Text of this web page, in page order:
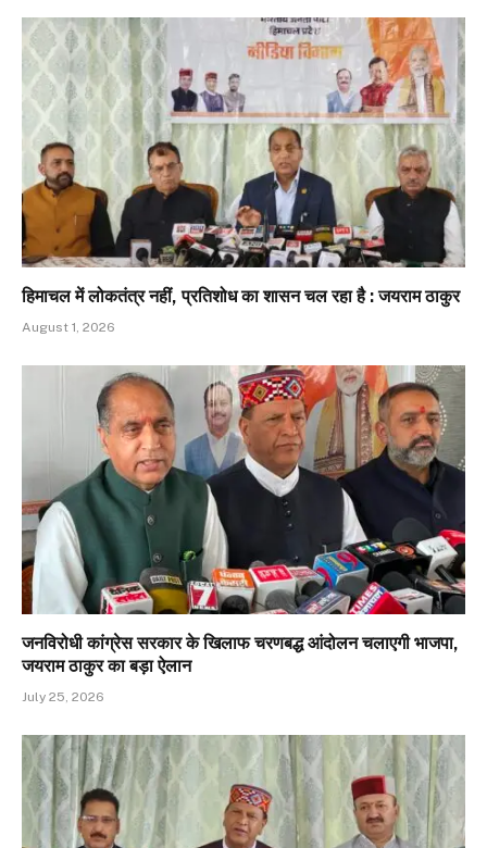
हिमाचल में लोकतंत्र नहीं, प्रतिशोध का शासन चल रहा है : जयराम ठाकुर
August 1, 2026
जनविरोधी कांग्रेस सरकार के खिलाफ चरणबद्ध आंदोलन चलाएगी भाजपा,
जयराम ठाकुर का बड़ा ऐलान
July 25, 2026